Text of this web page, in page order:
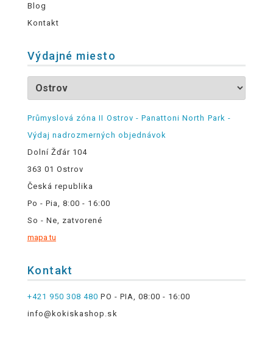
Blog
Kontakt
Výdajné miesto
Průmyslová zóna II Ostrov - Panattoni North Park -
Výdaj nadrozmerných objednávok
Dolní Žďár 104
363 01 Ostrov
Česká republika
Po - Pia, 8:00 - 16:00
So - Ne, zatvorené
mapa tu
Kontakt
+421 950 308 480 PO - PIA, 08:00 - 16:00
info@kokiskashop.sk